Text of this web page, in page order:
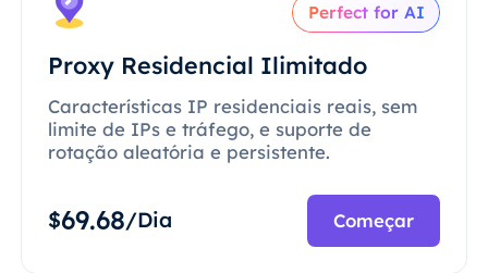
Perfect for AI
Proxy Residencial Ilimitado
Características IP residenciais reais, sem
limite de IPs e tráfego, e suporte de
rotação aleatória e persistente.
$69.68/Dia Começar